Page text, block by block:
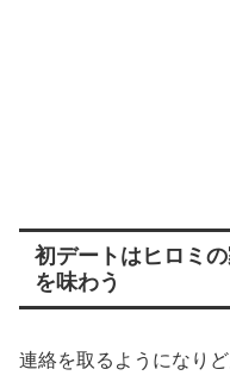
初デートはヒロミ
を味わう
連絡を取るようになり